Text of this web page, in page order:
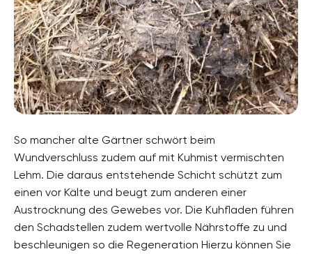
So mancher alte Gärtner schwört beim
Wundverschluss zudem auf mit Kuhmist vermischten
Lehm. Die daraus entstehende Schicht schützt zum
einen vor Kälte und beugt zum anderen einer
Austrocknung des Gewebes vor. Die Kuhfladen führen
den Schadstellen zudem wertvolle Nährstoffe zu und
beschleunigen so die Regeneration Hierzu können Sie